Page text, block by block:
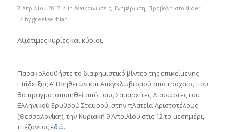
7 Απριλίου 2017 / in Ανακοινώσεις, Ενημέρωση, Προβολη στο slider
/ by greekserbian
Αξιότιμες κυρίες και κύριοι,
Παρακολουθήστε το διαφημιστικό βίντεο της επικείμενης
Επίδειξης Α’ Βοηθειών και Απεγκλωβισμού από τροχαίο, που
θα πραγματοποιηθεί από τους Σαμαρείτες Διασώστες του
Ελληνικού Ερυθρού Σταυρού, στην πλατεία Αριστοτέλους
(Θεσσαλονίκη), την Κυριακή 9 Απριλίου στις 12 το μεσημέρι,
πιέζοντας εδώ.